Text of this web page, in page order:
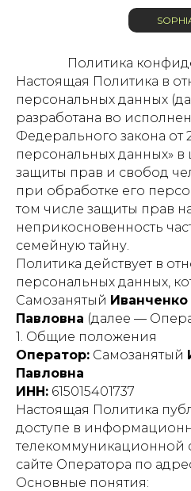
Политика
Настоящая Политика в
персональных данных
разработана во
Федерального закона от
персональных данных» в
защиты прав и свобод
при обработке его
том числе защиты прав
неприкосновенность
семейную тайну.
Политика действует в
персональных данных,
Самозанятый
Павловна (далее —
1. Общие положения
Оператор: Самозанятый
Павловна
ИНН: 615015401737
Настоящая Политика
доступе в
телекоммуникационной
сайте Оператора по
Основные понятия: